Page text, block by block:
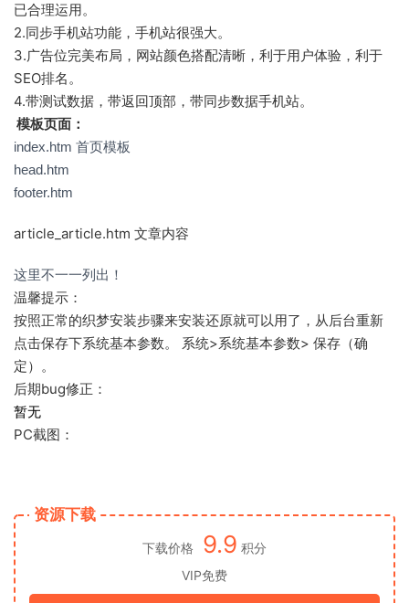
已合理运用。
2.同步手机站功能，手机站很强大。
3.广告位完美布局，网站颜色搭配清晰，利于用户体验，利于
SEO排名。
4.带测试数据，带返回顶部，带同步数据手机站。
模板页面：
index.htm 首页模板
head.htm
footer.htm
article_article.htm 文章内容
这里不一一列出！
温馨提示：
按照正常的织梦安装步骤来安装还原就可以用了，从后台重新
点击保存下系统基本参数。 系统>系统基本参数> 保存（确
定）。
后期bug修正：
暂无
PC截图：
资源下载
下载价格 9.9 积分
VIP免费